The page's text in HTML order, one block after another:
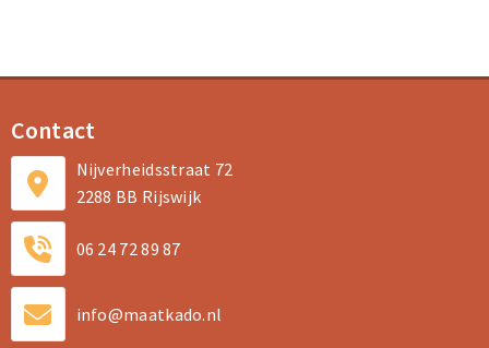
Contact
Nijverheidsstraat 72
2288 BB Rijswijk
06 24 72 89 87
info@maatkado.nl